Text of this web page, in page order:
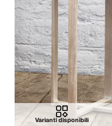
Varianti disponibili